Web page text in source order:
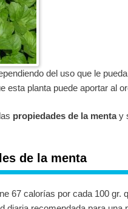
del uso que le
esta planta puede aportar al
propiedades de la mentay
de la menta
67 calorías por cada 100 gr.